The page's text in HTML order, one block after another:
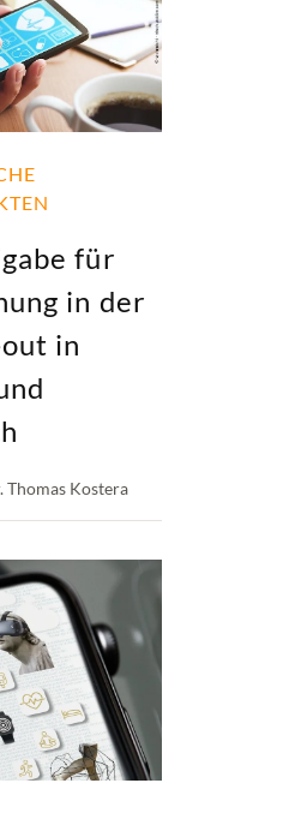
für
in der
in
Thomas Kostera